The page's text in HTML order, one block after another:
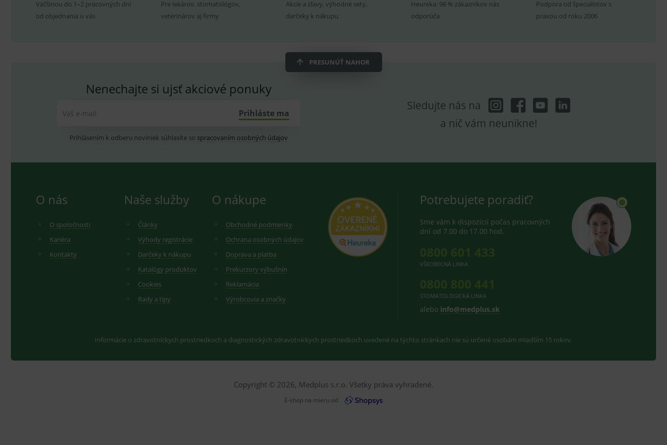
Väčšinou do 1–2 pracovných dní
od objednania u vás
Pre lekárov, stomatológov,
veterinárov aj firmy
Akcie a zľavy, výhodné sety,
darčeky k nákupu
Heureka: 98 % zákazníkov nás
odporúča
Podpora od špecialistov s
praxou od roku 2006
PRESUNÚŤ NAHOR
Nenechajte si ujsť akciové ponuky
Váš e-mail Prihláste ma
Prihlásením k odberu noviniek súhlasíte so spracovaním osobných údajov
Sledujte nás na
a nič vám neunikne!
O nás
O spoločnosti
Kariéra
Kontakty
Naše služby
Články
Výhody registrácie
Darčeky k nákupu
Katalógy produktov
Cookies
Rady a tipy
O nákupe
Obchodné podmienky
Ochrana osobných údajov
Doprava a platba
Prekurzory výbušnín
Reklamácia
Výrobcovia a značky
Potrebujete poradiť?
Sme vám k dispozícii počas pracovných
dní od 7.00 do 17.00 hod.
VŠEOBECNÁ LINKA
STOMATOLOGICKÁ LINKA
alebo info@medplus.sk
Informácie o zdravotníckych prostriedkoch a diagnostických zdravotníckych prostriedkoch uvedené na týchto stránkach nie sú určené osobám mladším 15 rokov.
Copyright © 2026, Medplus s.r.o. Všetky práva vyhradené.
E-shop na mieru od
sid
.seznam.cz 1 měsíc
Cookie od seznam.cz googlu. Slouží pro zobrazení vhodné reklamy.